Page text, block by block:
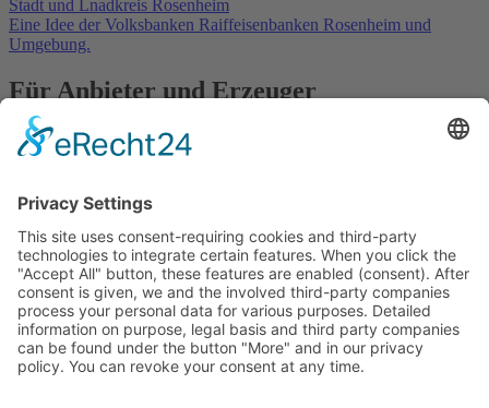
Eine Idee der Volksbanken Raiffeisenbanken Rosenheim und
Umgebung.
Für Anbieter und Erzeuger
» Ihre Werbung
In Kooperation mit
Kontakt